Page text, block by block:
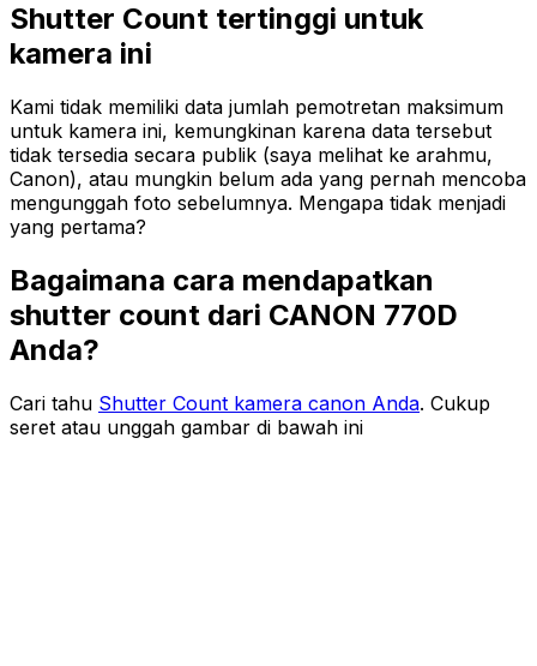
Shutter Count tertinggi untuk
kamera ini
Kami tidak memiliki data jumlah pemotretan maksimum
untuk kamera ini, kemungkinan karena data tersebut
tidak tersedia secara publik (saya melihat ke arahmu,
Canon), atau mungkin belum ada yang pernah mencoba
mengunggah foto sebelumnya. Mengapa tidak menjadi
yang pertama?
Bagaimana cara mendapatkan
shutter count dari CANON 770D
Anda?
Cari tahu Shutter Count kamera canon Anda. Cukup
seret atau unggah gambar di bawah ini